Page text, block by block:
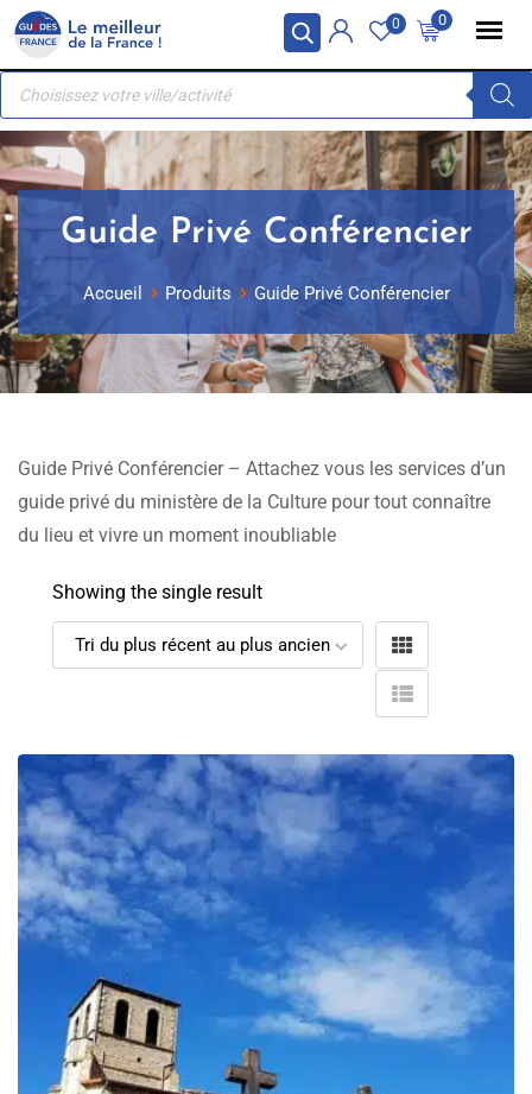
Panneau de gestion des cookies
Skip
content
0
0
Recherche
produits
Guide Privé Conférencier
Accueil Produits Guide Privé Conférencier
Guide Privé Conférencier – Attachez vous les services d’un
guide privé du ministère de la Culture pour tout connaître
du lieu et vivre un moment inoubliable
Showing the single result